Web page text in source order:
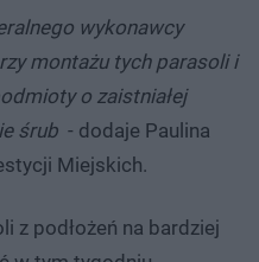
wykonawcy
montażu tych parasoli i
o zaistniałej
śrub - dodaje Paulina
Miejskich.
z podłożeń na bardziej